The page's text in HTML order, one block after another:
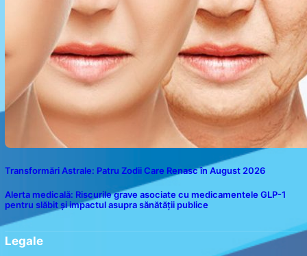
Transformări Astrale: Patru Zodii Care Renasc în August 2026
Alerta medicală: Riscurile grave asociate cu medicamentele GLP-1
pentru slăbit și impactul asupra sănătății publice
Legale